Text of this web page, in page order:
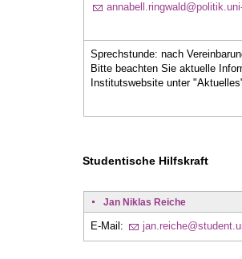
Sprechstunde: nach
Bitte beachten Sie aktuelle
Institutswebsite unter
Studentische Hilfskraft
Jan Niklas Reiche
E-Mail: